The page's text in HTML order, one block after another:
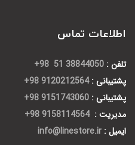
اطلاعات تماس
تلفن : 38844050 51 98+
پشتیبانی : 9120212564 98+
پشتیبانی : 9151743060 98+
مدیریت : 9158114564 98+
ایمیل : info@linestore.ir